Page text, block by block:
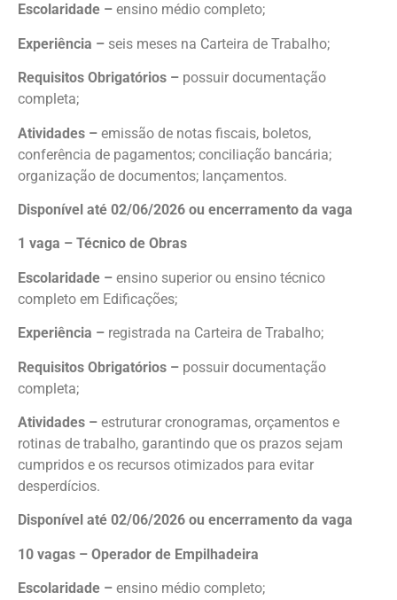
Escolaridade – ensino médio completo;
Experiência – seis meses na Carteira de Trabalho;
Requisitos Obrigatórios – possuir documentação
completa;
Atividades – emissão de notas fiscais, boletos,
conferência de pagamentos; conciliação bancária;
organização de documentos; lançamentos.
Disponível até 02/06/2026 ou encerramento da vaga
1 vaga – Técnico de Obras
Escolaridade – ensino superior ou ensino técnico
completo em Edificações;
Experiência – registrada na Carteira de Trabalho;
Requisitos Obrigatórios – possuir documentação
completa;
Atividades – estruturar cronogramas, orçamentos e
rotinas de trabalho, garantindo que os prazos sejam
cumpridos e os recursos otimizados para evitar
desperdícios.
Disponível até 02/06/2026 ou encerramento da vaga
10 vagas – Operador de Empilhadeira
Escolaridade – ensino médio completo;